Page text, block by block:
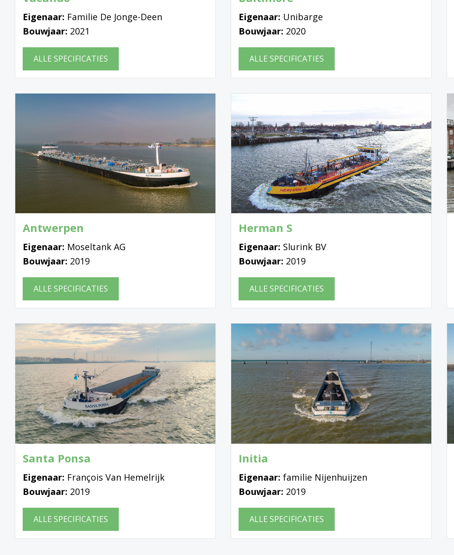
Eigenaar: Familie De Jonge-Deen
Bouwjaar: 2021
ALLE SPECIFICATIES
Eigenaar: Unibarge
Bouwjaar: 2020
ALLE SPECIFICATIES
Antwerpen
Eigenaar: Moseltank AG
Bouwjaar: 2019
ALLE SPECIFICATIES
Herman S
Eigenaar: Slurink BV
Bouwjaar: 2019
ALLE SPECIFICATIES
Santa Ponsa
Eigenaar: François Van Hemelrijk
Bouwjaar: 2019
ALLE SPECIFICATIES
Initia
Eigenaar: familie Nijenhuijzen
Bouwjaar: 2019
ALLE SPECIFICATIES